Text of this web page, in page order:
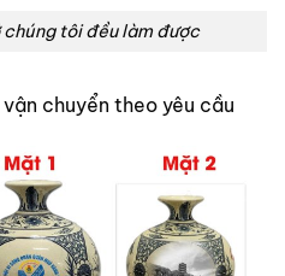
chúng tôi đều làm được
chuyển theo yêu cầu